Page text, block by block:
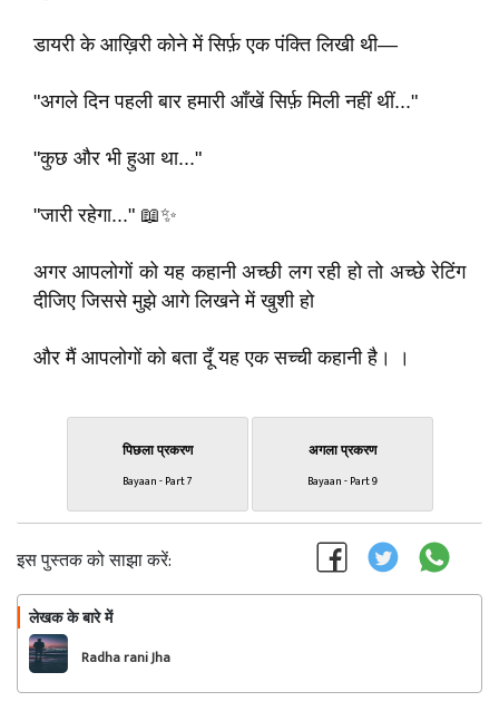
डायरी के आख़िरी कोने में सिर्फ़ एक पंक्ति लिखी थी—
"अगले दिन पहली बार हमारी आँखें सिर्फ़ मिली नहीं थीं..."
"कुछ और भी हुआ था..."
"जारी रहेगा..." 📖✨
अगर आपलोगों को यह कहानी अच्छी लग रही हो तो अच्छे रेटिंग
दीजिए जिससे मुझे आगे लिखने में खुशी हो
और मैं आपलोगों को बता दूँ यह एक सच्ची कहानी है। ।
पिछला प्रकरण
Bayaan - Part 7
अगला प्रकरण
Bayaan - Part 9
इस पुस्तक को साझा करें:
लेखक के बारे में
Radha rani Jha